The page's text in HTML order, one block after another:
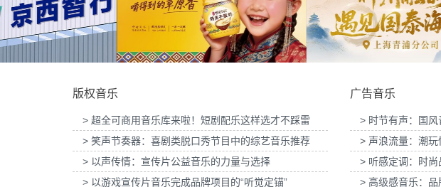
不插电 (5)
(5)
童趣
经典 (5)
黑暗 (5)
望乳业唐钱婷品牌代言项目提供音乐版
为大众汽车ID与众08 KOL摄影制作项目提供
音乐版权
为欣旺达武汉商用
宫酪中规格奶皮子酸奶TVC拍摄提供音
为国泰海通证券上海青浦分公司宣传项目提供
音乐版权
为宝武集团二十四
版权音乐
> 超全可商用音乐库来啦！短剧配乐这样选才不踩雷
> 笑声节奏器：喜剧类脱口秀节目中的综艺音乐推荐
> 以声传情：宣传片公益音乐的力量与选择
> 以游戏宣传片音乐完成品牌项目的“听觉定锚”
广告音乐
> 时节有声：国
> 声浪流量：潮
> 听感定调：时
> 高级感音乐：